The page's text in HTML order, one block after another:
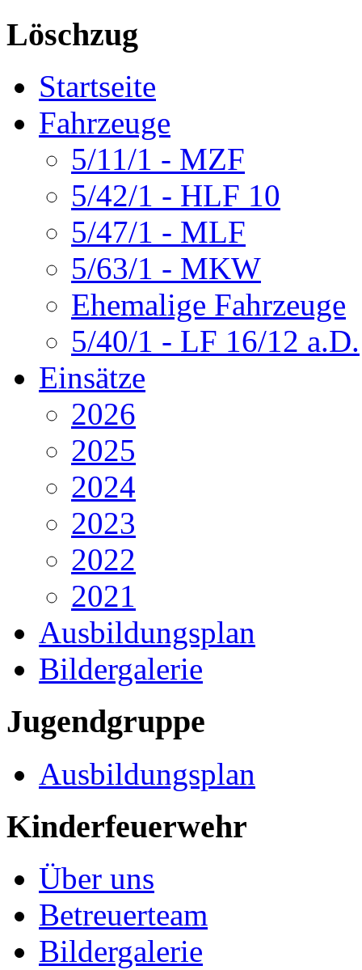
Löschzug
Startseite
Fahrzeuge
5/11/1 - MZF
5/42/1 - HLF 10
5/47/1 - MLF
5/63/1 - MKW
Ehemalige Fahrzeuge
5/40/1 - LF 16/12 a.D.
Einsätze
2026
2025
2024
2023
2022
2021
Ausbildungsplan
Bildergalerie
Jugendgruppe
Ausbildungsplan
Kinderfeuerwehr
Über uns
Betreuerteam
Bildergalerie